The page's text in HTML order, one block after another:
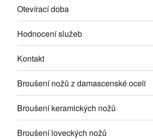
Otevírací doba
Hodnocení služeb
Kontakt
Broušení nožů z damascenské oceli
Broušení keramických nožů
Broušení loveckých nožů